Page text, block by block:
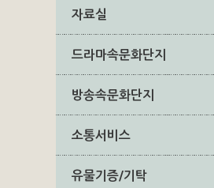
자료실
드라마속문화단지
방송속문화단지
소통서비스
유물기증/기탁